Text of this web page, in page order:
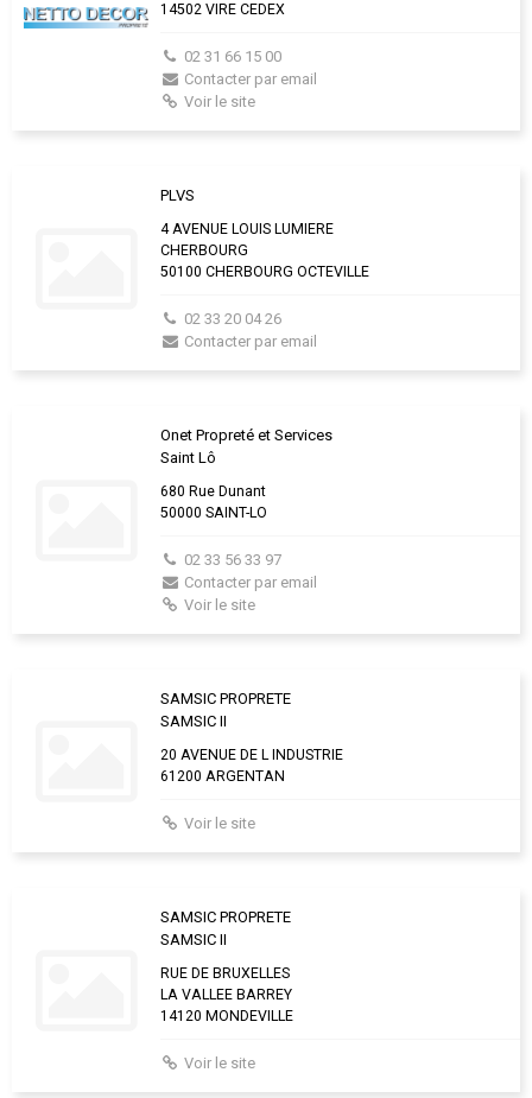
14502 VIRE CEDEX
02 31 66 15 00
Contacter par email
Voir le site
PLVS
4 AVENUE LOUIS LUMIERE
CHERBOURG
50100 CHERBOURG OCTEVILLE
02 33 20 04 26
Contacter par email
Onet Propreté et Services
Saint Lô
680 Rue Dunant
50000 SAINT-LO
02 33 56 33 97
Contacter par email
Voir le site
SAMSIC PROPRETE
SAMSIC II
20 AVENUE DE L INDUSTRIE
61200 ARGENTAN
Voir le site
SAMSIC PROPRETE
SAMSIC II
RUE DE BRUXELLES
LA VALLEE BARREY
14120 MONDEVILLE
Voir le site